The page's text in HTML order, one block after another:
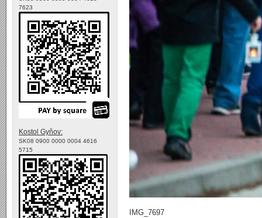
IMG_7697
7623
Kostol Gyňov:
SK08 0900 0000 0004 4616
5715